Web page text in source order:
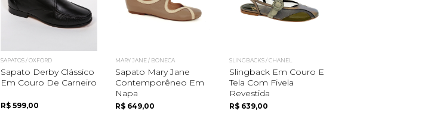
SAPATOS / OXFORD
Sapato Derby Clássico
Em Couro De Carneiro
R$ 599,00
MARY JANE / BONECA
Sapato Mary Jane
Contemporêneo Em
Napa
R$ 649,00
SLINGBACKS / CHANEL
Slingback Em Couro E
Tela Com Fivela
Revestida
R$ 639,00